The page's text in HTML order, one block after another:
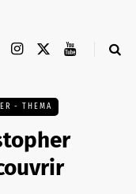
- THEMA